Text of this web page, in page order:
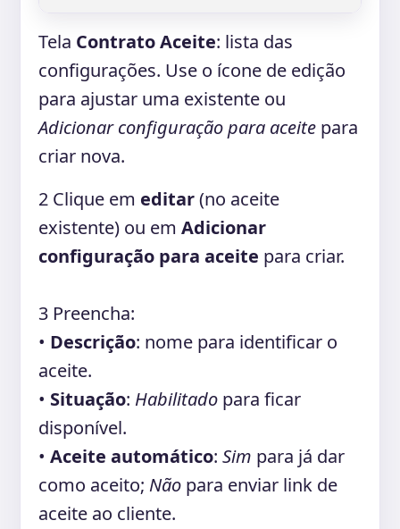
Tela Contrato Aceite: lista das
configurações. Use o ícone de edição
para ajustar uma existente ou
Adicionar configuração para aceite para
criar nova.
2 Clique em editar(no aceite
existente) ou em Adicionar
configuração para aceite para criar.
3 Preencha:
• Descrição: nome para identificar o
aceite.
• Situação: Habilitado para ficar
disponível.
• Aceite automático: Sim para já dar
como aceito; Não para enviar link de
aceite ao cliente.